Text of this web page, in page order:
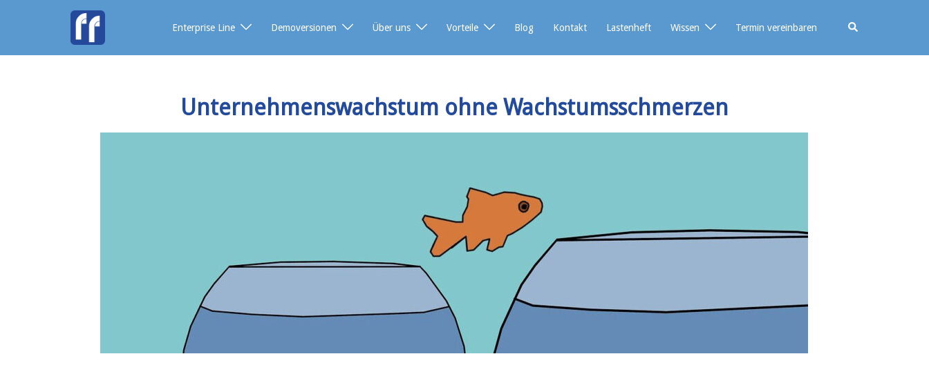
Enterprise Line Demoversionen Über uns Vorteile Blog Kontakt Lastenheft Wissen Termin vereinbaren
Unternehmenswachstum ohne Wachstumsschmerzen